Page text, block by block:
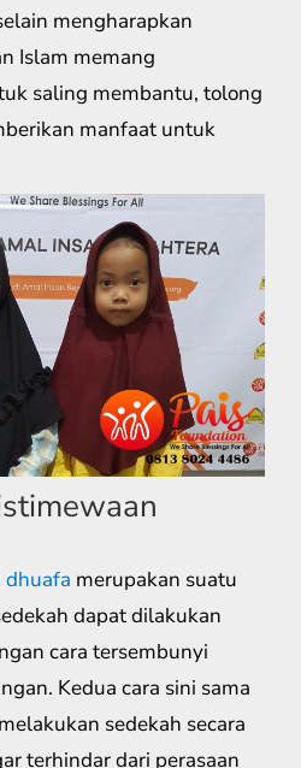
mengharapkan
Islam memang
saling membantu, tolong
manfaat untuk
dhuafa merupakan suatu
dapat dilakukan
cara tersembunyi
Kedua cara sini sama
sedekah secara
terhindar dari perasaan